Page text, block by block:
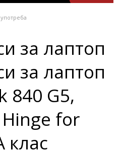
за лаптоп
за лаптоп
840 G5,
for
клас